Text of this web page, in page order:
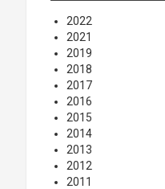
2022
2021
2019
2018
2017
2016
2015
2014
2013
2012
2011